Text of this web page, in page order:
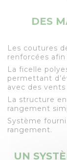
DES
Les coutures
renforcées
La ficelle
permettant
avec des
La structure
rangement
Système
rangement.
UN